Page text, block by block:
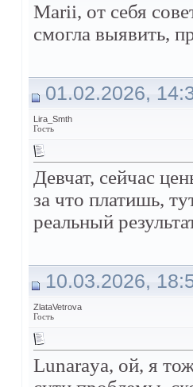
Marii, от себя
смогла выявить,
01.02.2026,
Lira_Smth
Гость
Девчат, сейчас
за что платишь,
реальный
10.03.2026,
ZlataVetrova
Гость
Lunaraya, ой, я